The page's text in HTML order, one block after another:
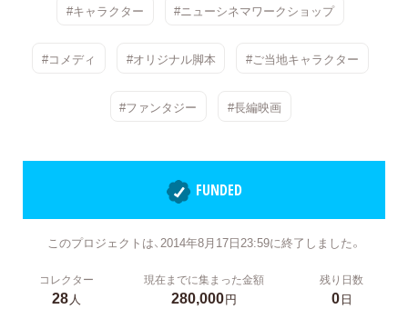
#キャラクター #ニューシネマワークショップ
#コメディ #オリジナル脚本 #ご当地キャラクター
#ファンタジー #長編映画
FUNDED
このプロジェクトは、2014年8月17日23:59に終了しました。
コレクター
28人
現在までに集まった金額
280,000円
残り日数
0日